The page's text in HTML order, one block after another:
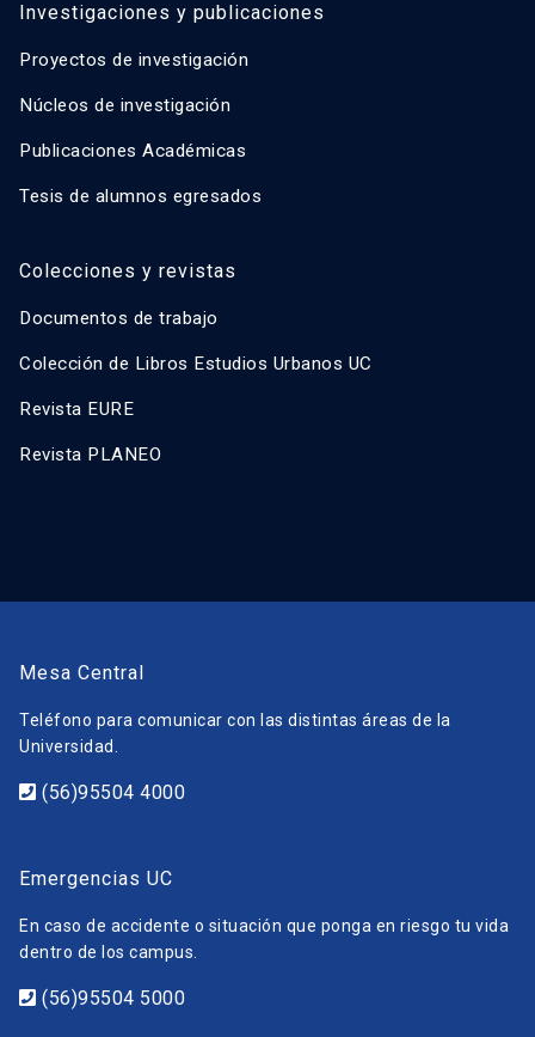
Investigaciones y publicaciones
Proyectos de investigación
Núcleos de investigación
Publicaciones Académicas
Tesis de alumnos egresados
Colecciones y revistas
Documentos de trabajo
Colección de Libros Estudios Urbanos UC
Revista EURE
Revista PLANEO
Mesa Central
Teléfono para comunicar con las distintas áreas de la
Universidad.
(56)95504 4000
Emergencias UC
En caso de accidente o situación que ponga en riesgo tu vida
dentro de los campus.
(56)95504 5000